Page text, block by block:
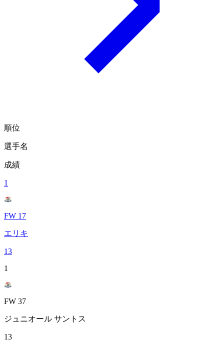
順位
選手名
成績
1
FW 17
エリキ
13
1
FW 37
ジュニオール サントス
13